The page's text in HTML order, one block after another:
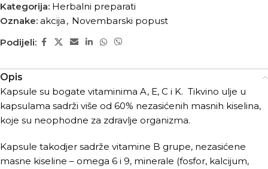
Kategorija: Herbalni preparati
Oznake: akcija , Novembarski popust
Podijeli:
Opis
Kapsule su bogate vitaminima A, E, C i K. Tikvino ulje u
kapsulama sadrži više od 60% nezasićenih masnih kiselina,
koje su neophodne za zdravlje organizma.
Kapsule takodjer sadrže vitamine B grupe, nezasićene
masne kiseline – omega 6 i 9, minerale (fosfor, kalcijum,